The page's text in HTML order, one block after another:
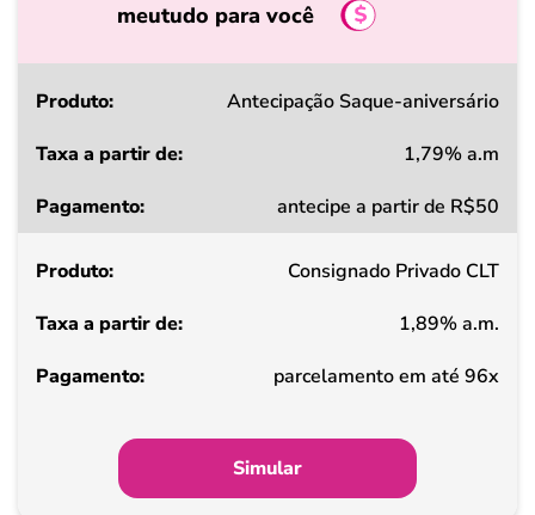
meutudo para você
Produto
a
de
Pagamento
Antecipação Saque-aniversário
1,79% a.m
antecipe a partir de R$50
Consignado Privado CLT
1,89% a.m.
parcelamento em até 96x
Simular